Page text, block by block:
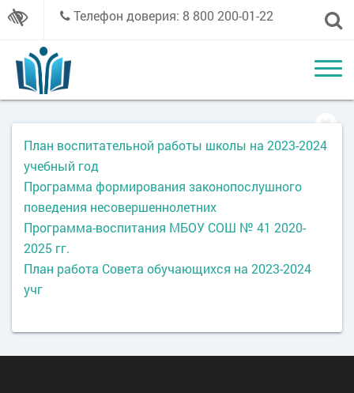
Телефон доверия: 8 800 200-01-22
План воспитательной работы школы на 2023-2024
учебный год
Программа формирования законопослушного
поведения несовершеннолетних
Программа-воспитания МБОУ СОШ № 41 2020-
2025 гг.
План работа Совета обучающихся на 2023-2024
учг